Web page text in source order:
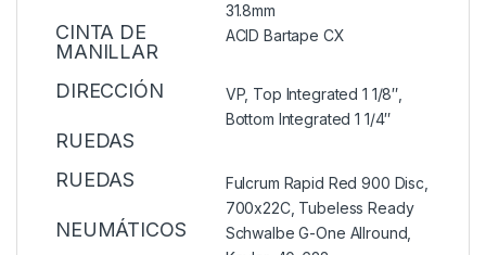
31.8mm
CINTA DE
MANILLAR
ACID Bartape CX
DIRECCIÓN
VP, Top Integrated 1 1/8″,
Bottom Integrated 1 1/4″
RUEDAS
RUEDAS
Fulcrum Rapid Red 900 Disc,
700x22C, Tubeless Ready
NEUMÁTICOS
Schwalbe G-One Allround,